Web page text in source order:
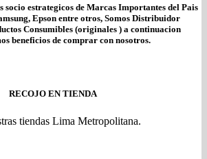
socio estrategicos de Marcas Importantes del Pais
Epson entre otros, Somos Distribuidor
Consumibles (originales ) a continuacion
beneficios de comprar con nosotros.
RECOJO EN TIENDA
tiendas Lima Metropolitana.